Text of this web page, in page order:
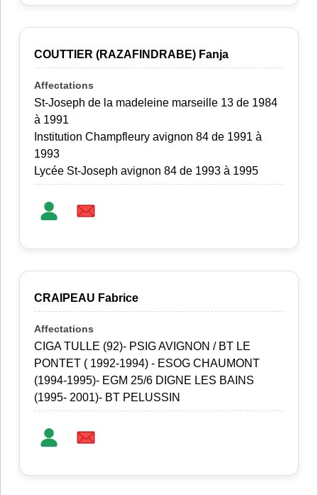
COUTTIER (RAZAFINDRABE) Fanja
St-Joseph de la madeleine marseille 13 de 1984
à 1991
Institution Champfleury avignon 84 de 1991 à
1993
Lycée St-Joseph avignon 84 de 1993 à 1995
CRAIPEAU Fabrice
CIGA TULLE (92)- PSIG AVIGNON / BT LE
PONTET ( 1992-1994) - ESOG CHAUMONT
(1994-1995)- EGM 25/6 DIGNE LES BAINS
(1995- 2001)- BT PELUSSIN